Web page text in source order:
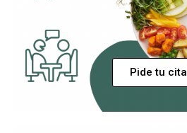
Pide tu cita